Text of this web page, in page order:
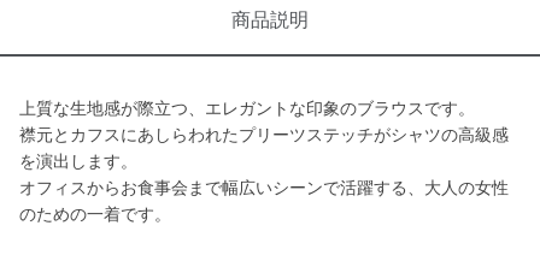
商品説明
上質な生地感が際立つ、エレガントな印象のブラウスです。
襟元とカフスにあしらわれたプリーツステッチがシャツの高級感
を演出します。
オフィスからお食事会まで幅広いシーンで活躍する、大人の女性
のための一着です。